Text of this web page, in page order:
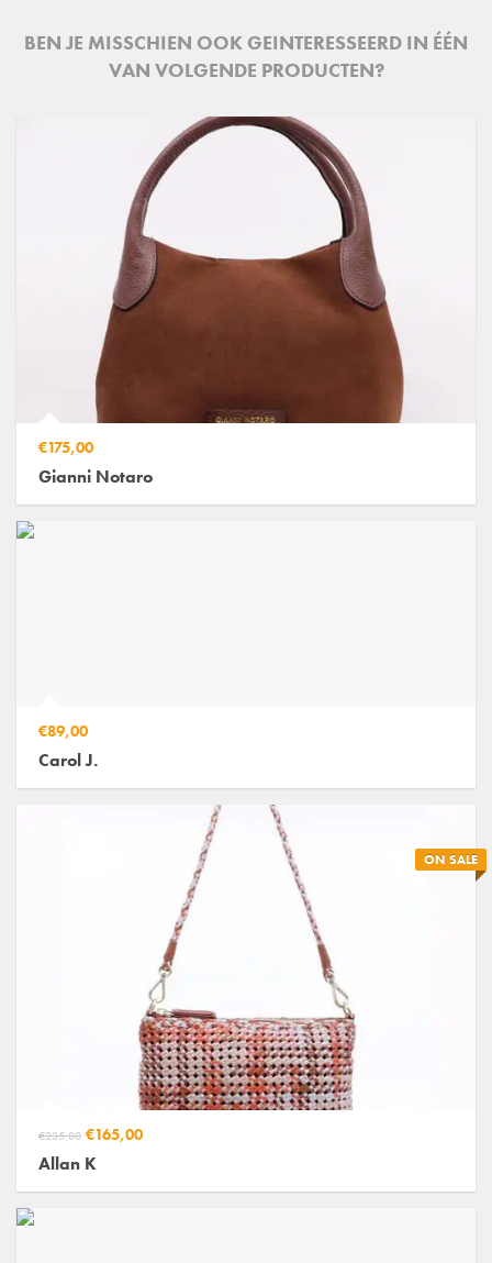
BEN JE MISSCHIEN OOK GEINTERESSEERD IN ÉÉN
VAN VOLGENDE PRODUCTEN?
€175,00
Gianni Notaro
€89,00
Carol J.
ON SALE
€235,00 €165,00
Allan K